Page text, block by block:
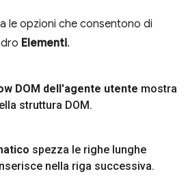
le opzioni che consentono di
Elementi.
DOM dell'agente utente mostra
struttura DOM.
spezza le righe lunghe
nella riga successiva.